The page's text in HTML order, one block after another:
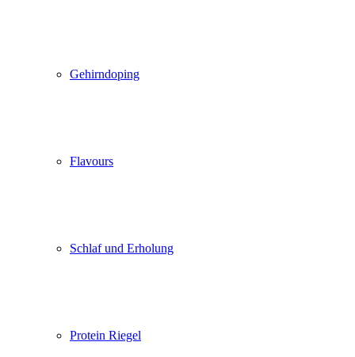
Gehirndoping
Flavours
Schlaf und Erholung
Protein Riegel